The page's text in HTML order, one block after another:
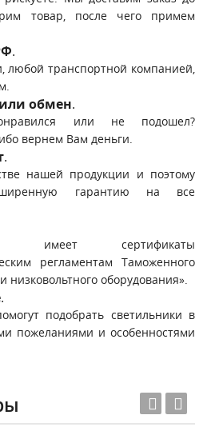
товар, после чего примем
.
любой транспортной компанией,
обмен.
или не подошел?
вернем Вам деньги.
.
нашей продукции и поэтому
гарантию на все
имеет сертификаты
регламентам Таможенного
низковольтного оборудования».
.
подобрать светильники в
пожеланиями и особенностями